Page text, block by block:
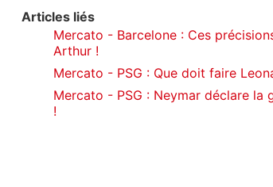
Articles liés
Mercato - Barcelone : Ces
Arthur !
Mercato - PSG : Que doit faire
Mercato - PSG : Neymar déclare la
!